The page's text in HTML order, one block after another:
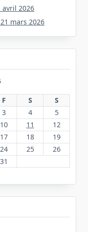
avril 2026
21 mars 2026
F S
S
3 4
5
10 11
12
17 18
19
24 25
26
31